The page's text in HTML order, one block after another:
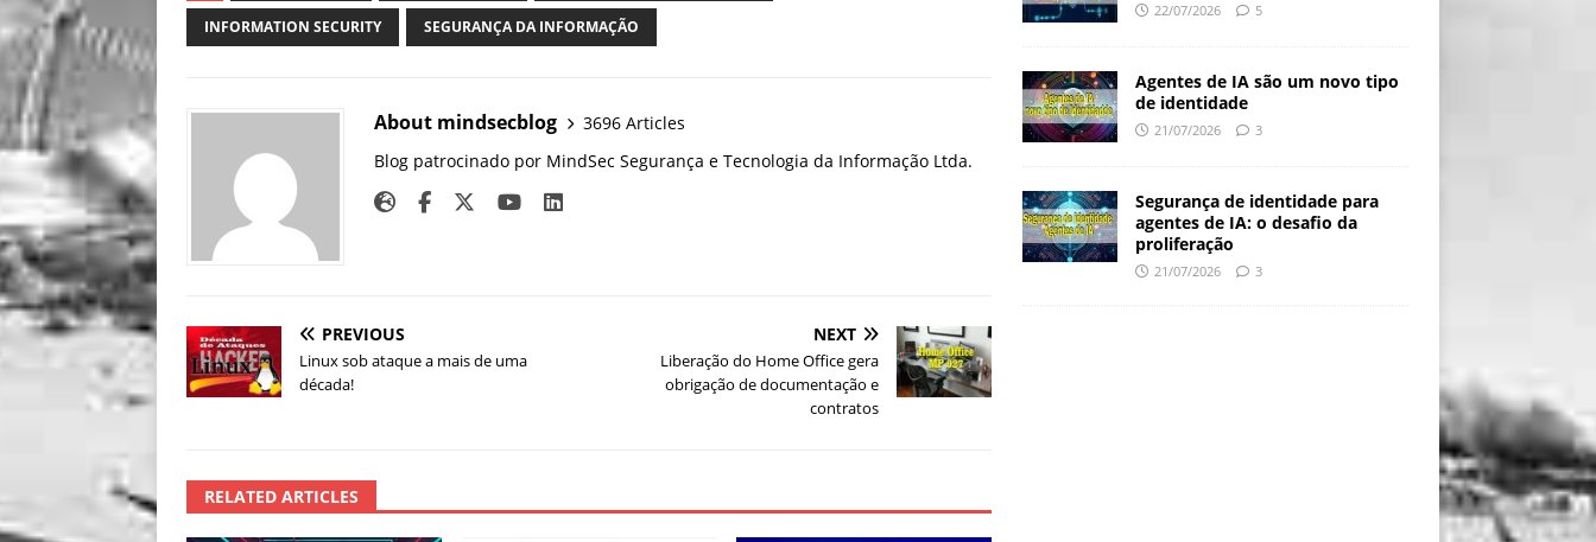
INFORMATION SECURITY SEGURANÇA DA INFORMAÇÃO
About mindsecblog
3696 Articles
Blog patrocinado por MindSec Segurança e Tecnologia da Informação Ltda.
PREVIOUS
Linux sob ataque a mais de uma
década!
NEXT
Liberação do Home Office gera
obrigação de documentação e
contratos
RELATED ARTICLES
22/07/2026 5
Agentes de IA são um novo tipo
de identidade
21/07/2026 3
Segurança de identidade para
agentes de IA: o desafio da
proliferação
21/07/2026 3